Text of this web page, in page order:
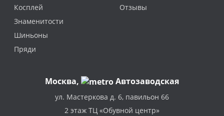
Косплей
Знаменитости
Шиньоны
Пряди
Отзывы
Москва, Автозаводская
ул. Мастеркова д. 6, павильон 66
2 этаж ТЦ «Обувной центр»